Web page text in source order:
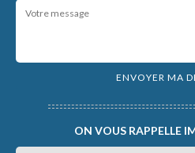
ON VOUS RAPPELLE